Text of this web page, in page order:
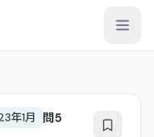
年1月 問5